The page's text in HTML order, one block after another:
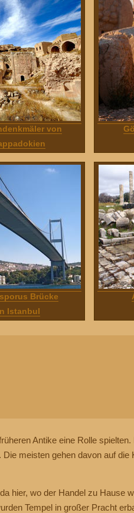
von
Brücke
Istanbul
Antike eine Rolle
meisten gehen davon auf
hier, wo der Handel zu Hause
Tempel in großer Pracht